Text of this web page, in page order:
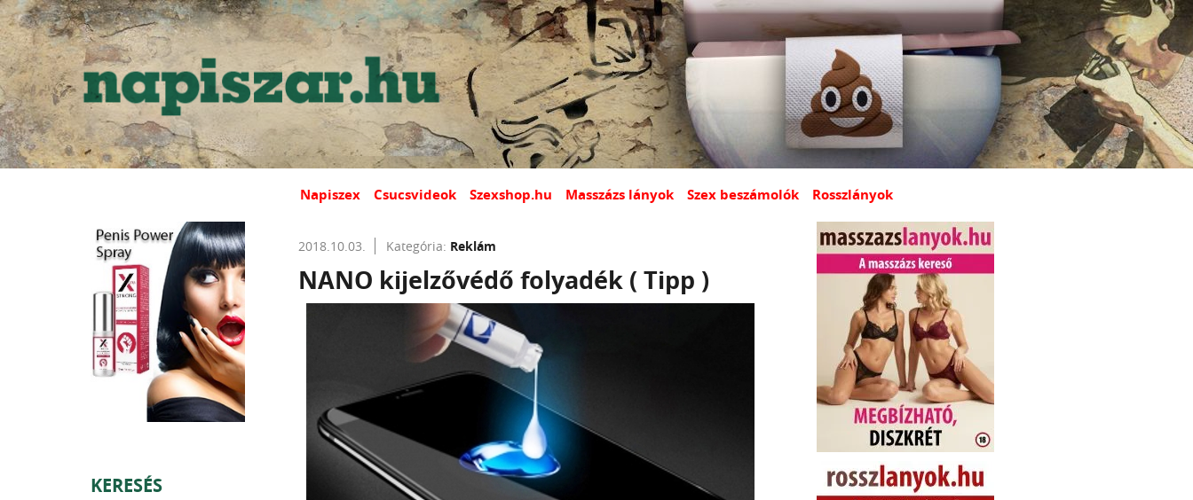
Napiszex Csucsvideok Szexshop.hu Masszázs lányok Szex beszámolók Rosszlányok
KERESÉS
2018.10.03. Kategória: Reklám
NANO kijelzővédő folyadék ( Tipp )